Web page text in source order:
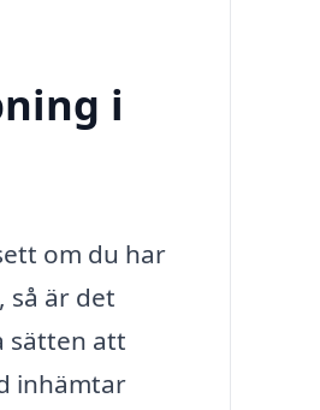
i
om du har
så är det
sätten att
inhämtar